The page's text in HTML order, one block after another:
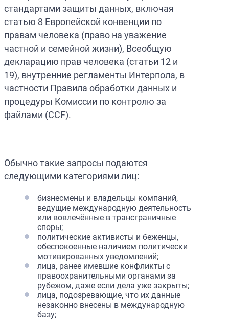
стандартами защиты данных, включая
статью 8 Европейской конвенции по
правам человека (право на уважение
частной и семейной жизни), Всеобщую
декларацию прав человека (статьи 12 и
19), внутренние регламенты Интерпола, в
частности Правила обработки данных и
процедуры Комиссии по контролю за
файлами (CCF).
Обычно такие запросы подаются
следующими категориями лиц:
бизнесмены и владельцы компаний,
ведущие международную деятельность
или вовлечённые в трансграничные
споры;
политические активисты и беженцы,
обеспокоенные наличием политически
мотивированных уведомлений;
лица, ранее имевшие конфликты с
правоохранительными органами за
рубежом, даже если дела уже закрыты;
лица, подозревающие, что их данные
незаконно внесены в международную
базу;